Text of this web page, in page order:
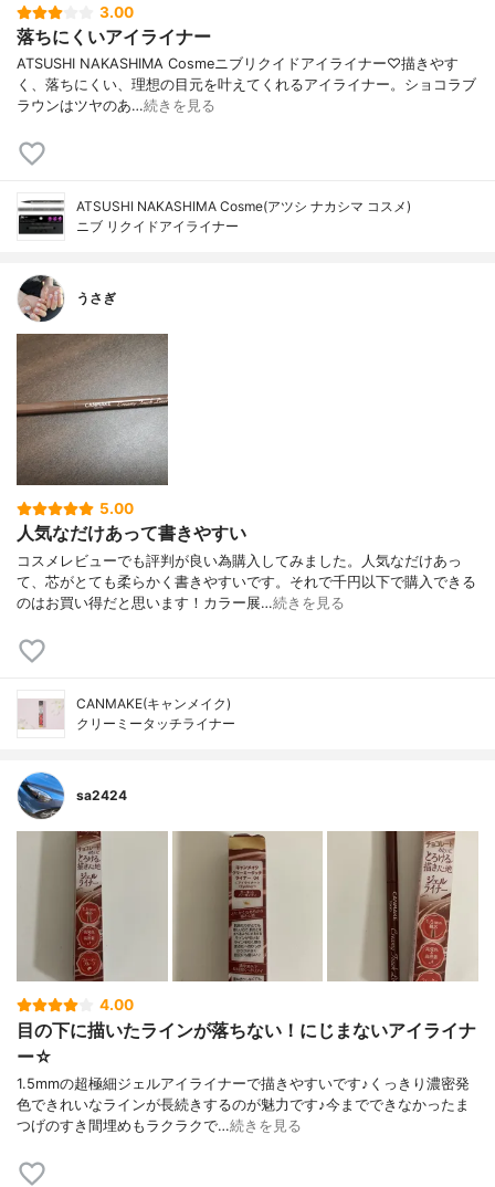
3.00
落ちにくいアイライナー
ATSUSHI NAKASHIMA Cosmeニブリクイドアイライナー♡描きやす
く、落ちにくい、理想の目元を叶えてくれるアイライナー。ショコラブ
ラウンはツヤのあ…続きを見る
ATSUSHI NAKASHIMA Cosme(アツシ ナカシマ コスメ)
ニブ リクイドアイライナー
うさぎ
5.00
人気なだけあって書きやすい
コスメレビューでも評判が良い為購入してみました。人気なだけあっ
て、芯がとても柔らかく書きやすいです。それで千円以下で購入できる
のはお買い得だと思います！カラー展…続きを見る
CANMAKE(キャンメイク)
クリーミータッチライナー
sa2424
4.00
目の下に描いたラインが落ちない！にじまないアイライナ
ー☆
1.5mmの超極細ジェルアイライナーで描きやすいです♪くっきり濃密発
色できれいなラインが長続きするのが魅力です♪今までできなかったま
つげのすき間埋めもラクラクで…続きを見る